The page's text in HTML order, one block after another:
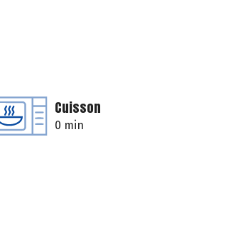
Cuisson
0 min